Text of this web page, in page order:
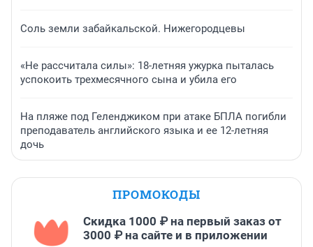
Соль земли забайкальской. Нижегородцевы
«Не рассчитала силы»: 18-летняя ужурка пыталась
успокоить трехмесячного сына и убила его
На пляже под Геленджиком при атаке БПЛА погибли
преподаватель английского языка и ее 12-летняя
дочь
ПРОМОКОДЫ
Скидка 1000 ₽ на первый заказ от
3000 ₽ на сайте и в приложении